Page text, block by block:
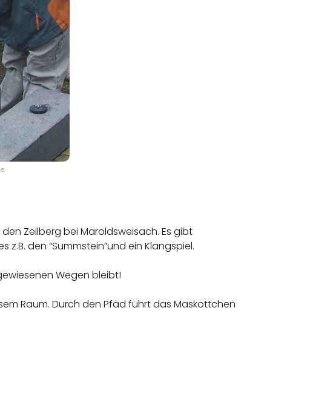
Zeilberg bei Maroldsweisach. Es gibt
den “Summstein”und ein Klangspiel.
Wegen bleibt!
Raum. Durch den Pfad führt das Maskottchen